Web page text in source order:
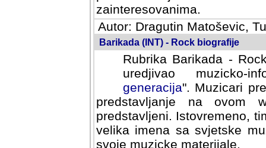
zainteresovanima.
Autor: Dragutin Matoševic,
Barikada (INT) - Rock biografije
Rubrika Barikada -
uredjivao muzicko-
generacija". Muzicari
predstavljanje na ovom
predstavljeni. Istovremeno,
velika imena sa svjetske
svoje muzicke materijale.